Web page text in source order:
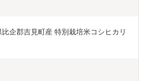
比企郡吉見町産 特別栽培米コシヒカリ